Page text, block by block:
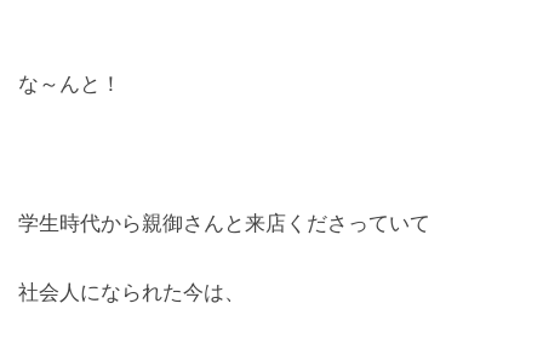
な～んと！
学生時代から親御さんと来店くださっていて
社会人になられた今は、